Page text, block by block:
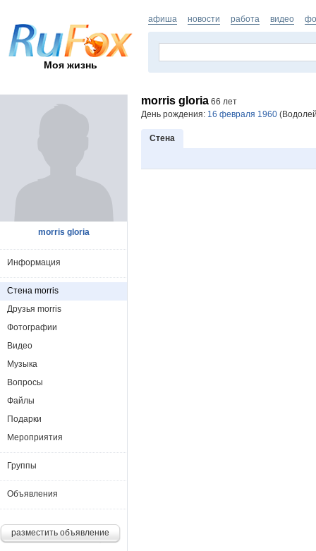
Моя жизнь
афиша новости работа видео
morris gloria 66 лет
День рождения: 16 февраля 1960
Стена
morris gloria
Информация
Стена morris
Друзья morris
Фотографии
Видео
Музыка
Вопросы
Файлы
Подарки
Мероприятия
Группы
Объявления
разместить объявление